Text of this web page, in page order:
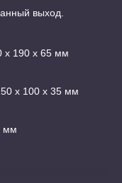
выход.
x 190 x 65 мм
x 100 x 35 мм
мм